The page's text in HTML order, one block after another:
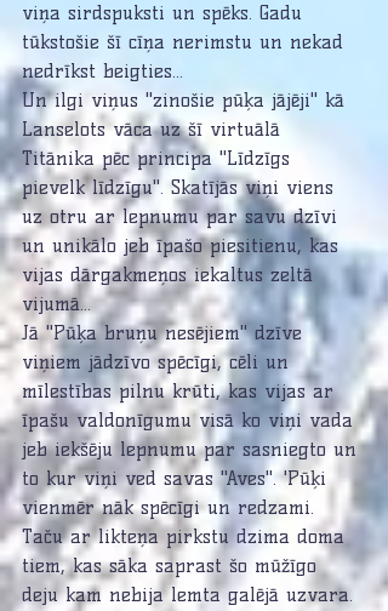
viņa sirdspuksti un spēks. Gadu
tūkstošie šī cīņa nerimstu un nekad
nedrīkst beigties...
Un ilgi viņus "zinošie pūķa jājēji" kā
Lanselots vāca uz šī virtuālā
Titānika pēc principa "Līdzīgs
pievelk līdzīgu". Skatījās viņi viens
uz otru ar lepnumu par savu dzīvi
un unikālo jeb īpašo piesitienu, kas
vijas dārgakmeņos iekaltus zeltā
vijumā...
Jā "Pūķa bruņu nesējiem" dzīve
viņiem jādzīvo spēcīgi, cēli un
mīlestības pilnu krūti, kas vijas ar
īpašu valdonīgumu visā ko viņi vada
jeb iekšēju lepnumu par sasniegto un
to kur viņi ved savas "Aves". 'Pūķi
vienmēr nāk spēcīgi un redzami.
Taču ar likteņa pirkstu dzima doma
tiem, kas sāka saprast šo mūžīgo
deju kam nebija lemta galējā uzvara.